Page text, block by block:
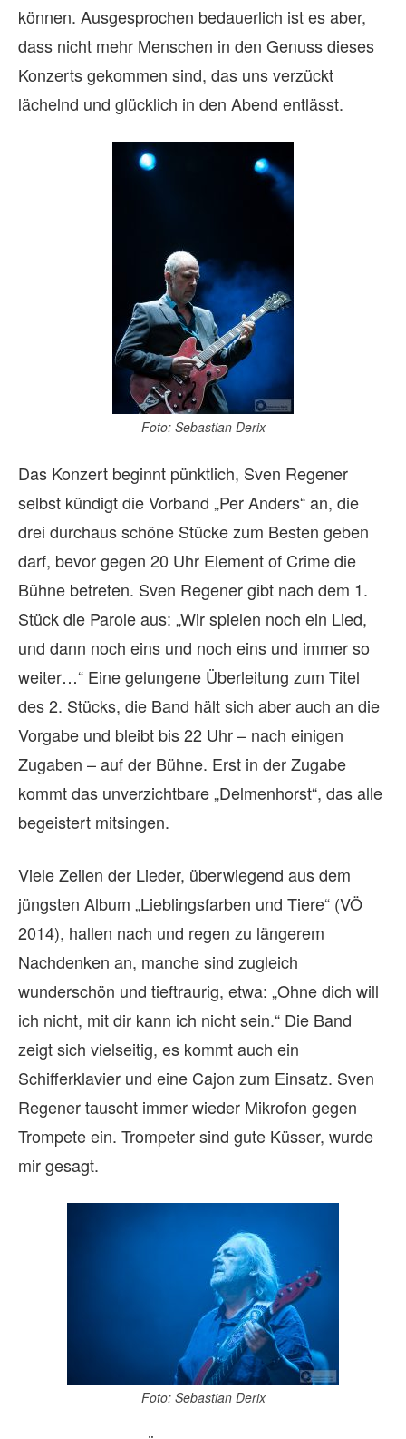
können. Ausgesprochen bedauerlich ist es aber,
dass nicht mehr Menschen in den Genuss dieses
Konzerts gekommen sind, das uns verzückt
lächelnd und glücklich in den Abend entlässt.
Foto: Sebastian Derix
Das Konzert beginnt pünktlich, Sven Regener
selbst kündigt die Vorband „Per Anders“ an, die
drei durchaus schöne Stücke zum Besten geben
darf, bevor gegen 20 Uhr Element of Crime die
Bühne betreten. Sven Regener gibt nach dem 1.
Stück die Parole aus: „Wir spielen noch ein Lied,
und dann noch eins und noch eins und immer so
weiter…“ Eine gelungene Überleitung zum Titel
des 2. Stücks, die Band hält sich aber auch an die
Vorgabe und bleibt bis 22 Uhr – nach einigen
Zugaben – auf der Bühne. Erst in der Zugabe
kommt das unverzichtbare „Delmenhorst“, das alle
begeistert mitsingen.
Viele Zeilen der Lieder, überwiegend aus dem
jüngsten Album „Lieblingsfarben und Tiere“ (VÖ
2014), hallen nach und regen zu längerem
Nachdenken an, manche sind zugleich
wunderschön und tieftraurig, etwa: „Ohne dich will
ich nicht, mit dir kann ich nicht sein.“ Die Band
zeigt sich vielseitig, es kommt auch ein
Schifferklavier und eine Cajon zum Einsatz. Sven
Regener tauscht immer wieder Mikrofon gegen
Trompete ein. Trompeter sind gute Küsser, wurde
mir gesagt.
Foto: Sebastian Derix